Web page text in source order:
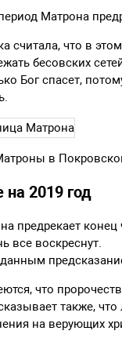
Матрона
считала, что в
бесовских
Бог спасет,
в
на 2019 год
предрекает
все воскреснут.
что
также,
на верующих